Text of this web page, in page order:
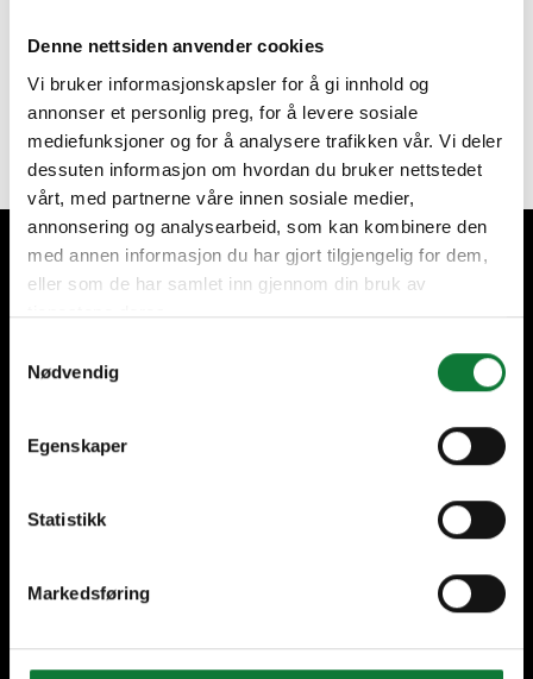
Denne nettsiden anvender cookies
Vi bruker informasjonskapsler for å gi innhold og
annonser et personlig preg, for å levere sosiale
mediefunksjoner og for å analysere trafikken vår. Vi deler
dessuten informasjon om hvordan du bruker nettstedet
vårt, med partnerne våre innen sosiale medier,
annonsering og analysearbeid, som kan kombinere den
med annen informasjon du har gjort tilgjengelig for dem,
eller som de har samlet inn gjennom din bruk av
tjenestene deres.
Nødvendig
Egenskaper
Statistikk
Markedsføring
Olemme täällä sinua varten
Ota yhteyttä
Pidämme huolta asiakkaistamme
+60 vuoden kokemus
Kansainvälinen läsnäolo,
Korkea laatu